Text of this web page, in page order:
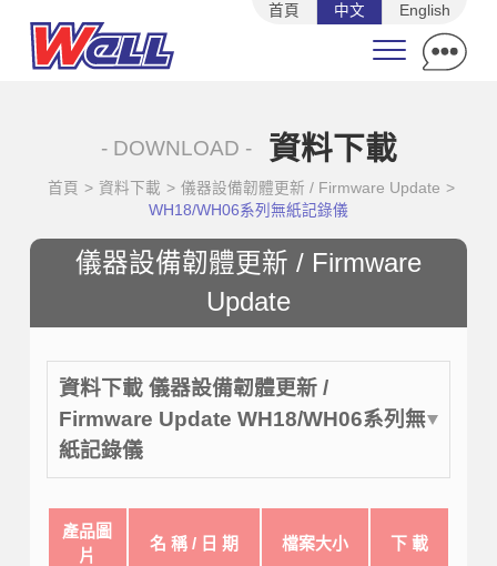
首頁 中文 English
- DOWNLOAD - 資料下載
首頁 > 資料下載 > 儀器設備韌體更新 / Firmware Update >
WH18/WH06系列無紙記錄儀
儀器設備韌體更新 / Firmware
Update
資料下載 儀器設備韌體更新 /
Firmware Update WH18/WH06系列無
紙記錄儀
產品圖
片
名 稱 / 日 期 檔案大小 下 載